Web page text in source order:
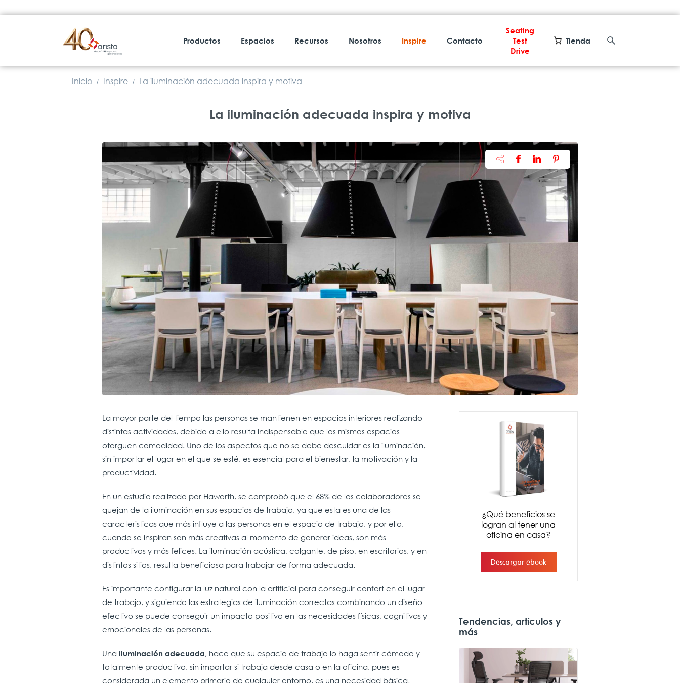
Productos Espacios Recursos Nosotros Inspire Contacto
Seating
Test
Drive
Tienda
Inicio / Inspire / La iluminación adecuada inspira y motiva
La iluminación adecuada inspira y motiva
La mayor parte del tiempo las personas se mantienen en espacios interiores realizando
distintas actividades, debido a ello resulta indispensable que los mismos espacios
otorguen comodidad. Uno de los aspectos que no se debe descuidar es la iluminación,
sin importar el lugar en el que se esté, es esencial para el bienestar, la motivación y la
productividad.
En un estudio realizado por Haworth, se comprobó que el 68% de los colaboradores se
quejan de la iluminación en sus espacios de trabajo, ya que esta es una de las
características que más influye a las personas en el espacio de trabajo, y por ello,
cuando se inspiran son más creativas al momento de generar ideas, son más
productivos y más felices. La iluminación acústica, colgante, de piso, en escritorios, y en
distintos sitios, resulta beneficiosa para trabajar de forma adecuada.
Es importante configurar la luz natural con la artificial para conseguir confort en el lugar
de trabajo, y siguiendo las estrategias de iluminación correctas combinando un diseño
efectivo se puede conseguir un impacto positivo en las necesidades físicas, cognitivas y
emocionales de las personas.
Una iluminación adecuada, hace que su espacio de trabajo lo haga sentir cómodo y
totalmente productivo, sin importar si trabaja desde casa o en la oficina, pues es
considerada un elemento primario de cualquier entorno, es una necesidad básica,
Tendencias, artículos y
más